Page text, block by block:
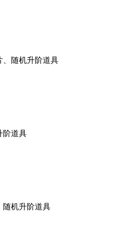
、随机升阶道具
阶道具
随机升阶道具